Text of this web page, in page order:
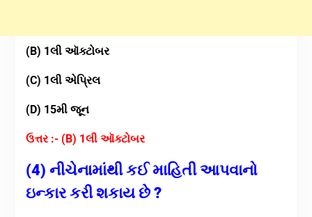
(B) 1લી ઑક્ટોબર
(C) 1લી એપ્રિલ
(D) 15મી જૂન
ઉત્તર :- (B) 1લી ઑક્ટોબર
(4) નીચેનામાંથી કઈ માહિતી આપવાનો
ઇન્કાર કરી શકાય છે ?